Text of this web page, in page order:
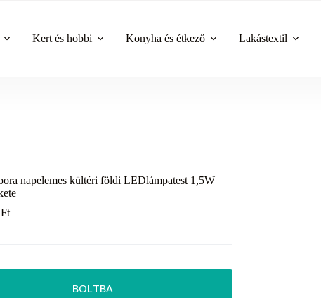
Kert és hobbi Konyha és étkező Lakástextil
napelemes kültéri földi LEDlámpatest 1,5W
Ft
BOLTBA